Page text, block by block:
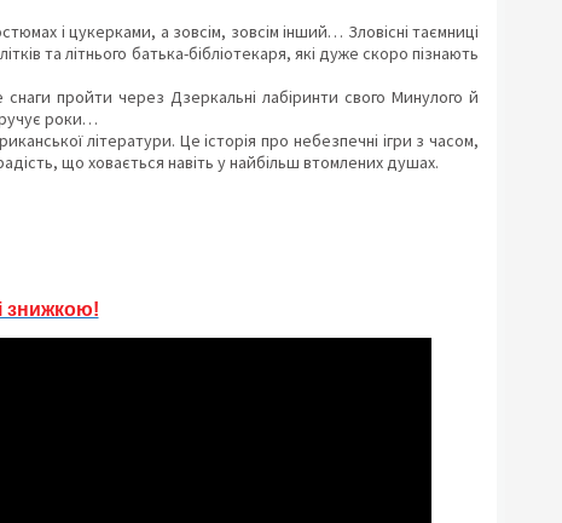
і цукерками, а зовсім, зовсім інший… Зловісні таємниці
та літнього батька-бібліотекаря, які дуже скоро пізнають
пройти через Дзеркальні лабіринти свого Минулого й
роки…
літератури. Це історія про небезпечні ігри з часом,
що ховається навіть у найбільш втомлених душах.
знижкою!